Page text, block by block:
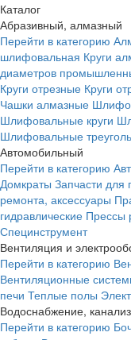
Каталог
Абразивный, алмазный
Перейти в категорию
шлифовальная Круги
диаметров
Круги отрезные Круги
Чашки алмазные
Шлифовальные круги
Шлифовальные
Автомобильный
Перейти в категорию
Домкраты Запчасти для
ремонта, аксессуары
гидравлические Прессы
Специнструмент
Вентиляция и
Перейти в категорию
Вентиляционные
печи Теплые полы
Водоснабжение,
Перейти в категорию